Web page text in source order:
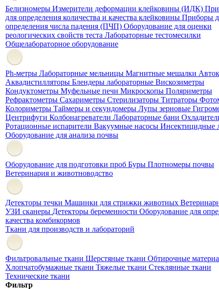
Белизномеры Измерители деформации клейковины (ИДК)
для определения количества и качества клейковины Приборы
определения числа падения (ПЧП) Оборудование для оценки
реологических свойств теста Лабораторные тестомесилки
Общелабораторное оборудование
Ph-метры Лабораторные мельницы Магнитные мешалки
Аквадистилляторы Блендеры лабораторные Вискозиметры
Кондуктометры Муфельные печи Микроскопы Поляриметры
Рефрактометры Сахариметры Стерилизаторы Титраторы
Колориметры Таймеры и секундомеры Лупы зерновые
Центрифуги Колбонагреватели Лабораторные бани
Ротационные испарители Вакуумные насосы Инсектицидные
Оборудование для анализа почвы
Оборудование для подготовки проб Буры Плотномеры почвы
Ветеринария и животноводство
Детекторы течки Машинки для стрижки животных
УЗИ сканеры Детекторы беременности Оборудование для
качества комбикормов
Ткани для производств и лабораторий
Фильтровальные ткани Шерстяные ткани Обтирочные
Хлопчатобумажные ткани Тяжелые ткани Стеклянные ткани
Технические ткани
Фильтр